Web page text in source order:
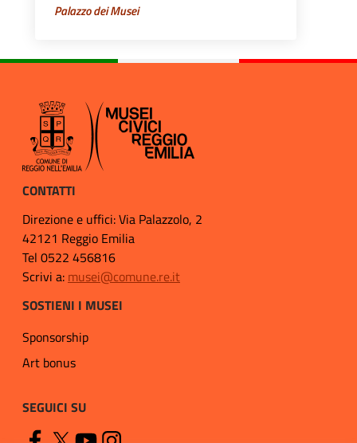
Palazzo dei Musei
CONTATTI
Direzione e uffici: Via Palazzolo, 2
42121 Reggio Emilia
Tel 0522 456816
Scrivi a: musei@comune.re.it
SOSTIENI I MUSEI
Sponsorship
Art bonus
SEGUICI SU